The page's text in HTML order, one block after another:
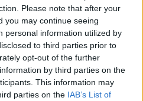
Please note that after your
you may continue seeing
personal information utilized by
to third parties prior to
opt-out of the further
by third parties on the
This information may
parties on the IAB’s List of